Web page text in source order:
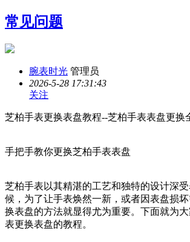
常见问题
腕表时光 管理员
2026-5-28 17:31:43
关注
芝柏手表更换表盘教程--芝柏手表表盘更换
手把手教你更换芝柏手表表盘
芝柏手表以其精湛的工艺和独特的设计深
候，为了让手表焕然一新，或者因表盘损
换表盘的方法就显得尤为重要。下面就为
表更换表盘的教程。